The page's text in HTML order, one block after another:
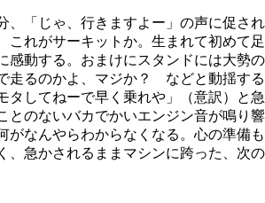
、「じゃ、行きますよー」の声に促され
これがサーキットか。生まれて初めて足
感動する。おまけにスタンドには大勢の
走るのかよ、マジか？ などと動揺する
タしてねーで早く乗れや」（意訳）と急
とのないバカでかいエンジン音が鳴り響
がなんやらわからなくなる。心の準備も
、急かされるままマシンに跨った、次の